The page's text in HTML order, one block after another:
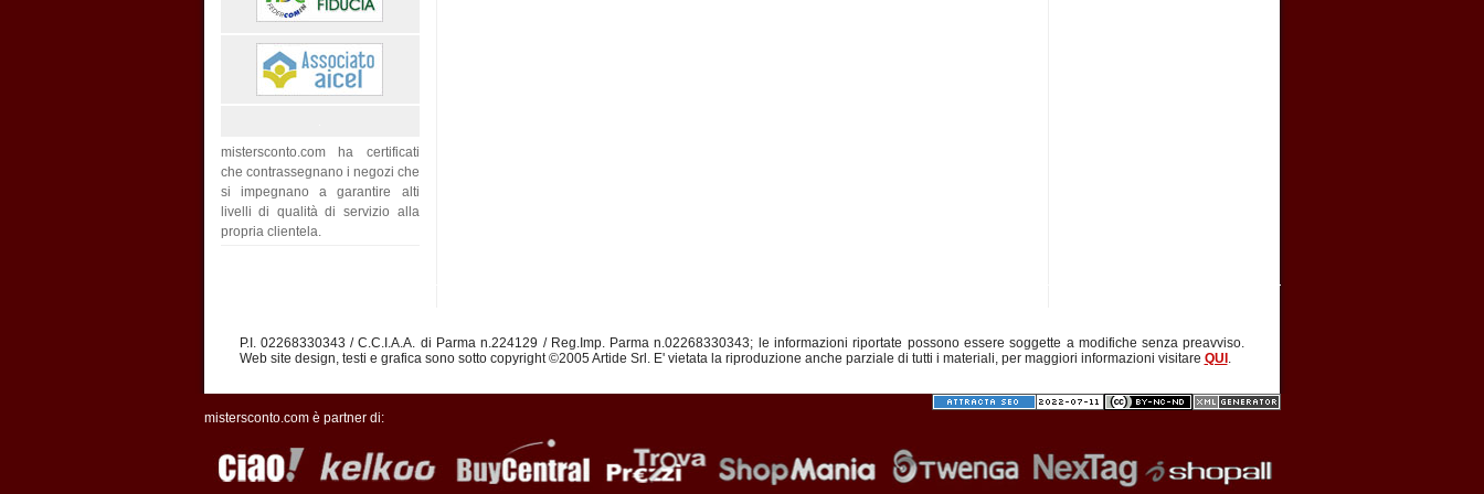
mistersconto.com ha certificati
che contrassegnano i negozi che
si impegnano a garantire alti
livelli di qualità di servizio alla
propria clientela.
P.I. 02268330343 / C.C.I.A.A. di Parma n.224129 / Reg.Imp. Parma n.02268330343; le informazioni riportate possono essere soggette a modifiche senza preavviso.
Web site design, testi e grafica sono sotto copyright ©2005 Artide Srl. E' vietata la riproduzione anche parziale di tutti i materiali, per maggiori informazioni visitare QUI .
mistersconto.com è partner di: